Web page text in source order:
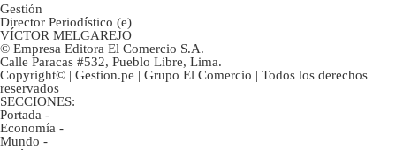
Gestión
Director Periodístico (e)
VÍCTOR MELGAREJO
© Empresa Editora El Comercio S.A.
Calle Paracas #532, Pueblo Libre, Lima.
Copyright© | Gestion.pe | Grupo El Comercio | Todos los derechos
reservados
SECCIONES:
Portada -
Economía -
Mundo -